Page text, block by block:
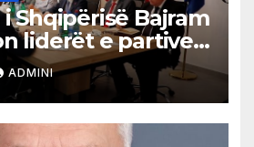
Shqipërisë Bajram
liderët e partive
Ulqin
ADMINI